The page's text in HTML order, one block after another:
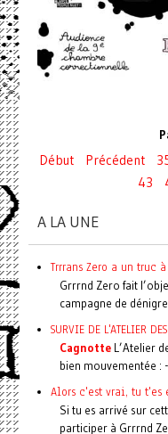
Début Précédent
43
A LA UNE
Trrrans Zero a un truc
Grrrnd Zero fait
campagne de
SURVIE DE L'ATELIER
CagnotteL’Atelier
bien mouvementée :
Alors c'est vrai, tu t'es
Si tu es arrivé sur
participer à Grrrnd